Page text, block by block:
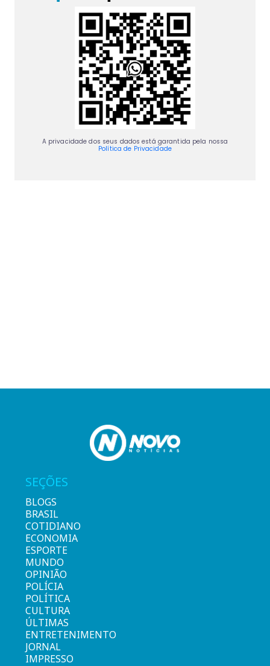
A privacidade dos seus dados está garantida pela nossa
Política de Privacidade
SEÇÕES
BLOGS
BRASIL
COTIDIANO
ECONOMIA
ESPORTE
MUNDO
OPINIÃO
POLÍCIA
POLÍTICA
CULTURA
ÚLTIMAS
ENTRETENIMENTO
JORNAL
IMPRESSO